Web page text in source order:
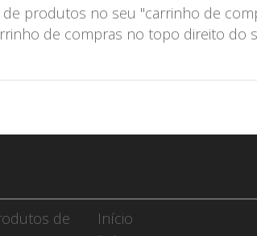
produtos no seu "carrinho de
de compras no topo direito do
de
Início